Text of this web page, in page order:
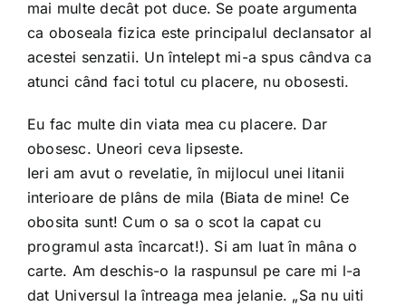
Shop
Tratamente naturale
Iubim fructele
mai multe decât pot duce. Se poate argumenta
ca oboseala fizica este principalul declansator al
acestei senzatii. Un întelept mi-a spus cândva ca
atunci când faci totul cu placere, nu obosesti.
Eu fac multe din viata mea cu placere. Dar
obosesc. Uneori ceva lipseste.
Ieri am avut o revelatie, în mijlocul unei litanii
interioare de plâns de mila (Biata de mine! Ce
obosita sunt! Cum o sa o scot la capat cu
programul asta încarcat!). Si am luat în mâna o
carte. Am deschis-o la raspunsul pe care mi l-a
dat Universul la întreaga mea jelanie. „Sa nu uiti